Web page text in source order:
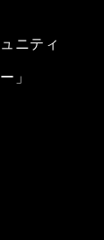
ニティ
」